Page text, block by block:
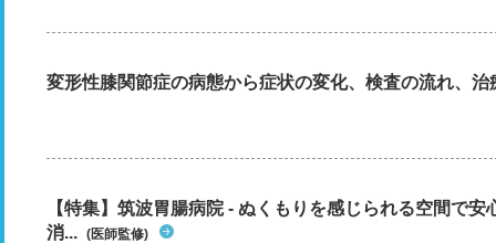
変形性膝関節症の病態から症状の変化、検査の流れ、治
【特集】筑波胃腸病院 - ぬくもりを感じられる空間で
消... (医師監修)